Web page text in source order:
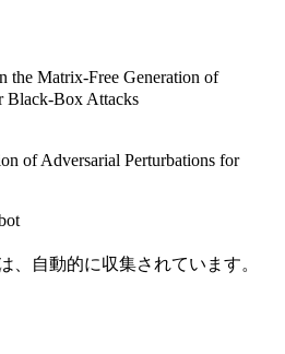
the Matrix-Free Generation of
Black-Box Attacks
of Adversarial Perturbations for
、自動的に収集されています。